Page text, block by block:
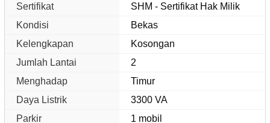
Sertifikat
SHM - Sertifikat Hak Milik
Kondisi
Bekas
Kelengkapan
Kosongan
Jumlah Lantai
2
Menghadap
Timur
Daya Listrik
3300 VA
Parkir
1 mobil